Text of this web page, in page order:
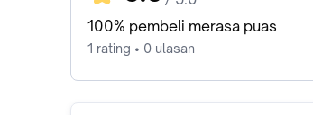
100% pembeli merasa puas
1 rating • 0 ulasan